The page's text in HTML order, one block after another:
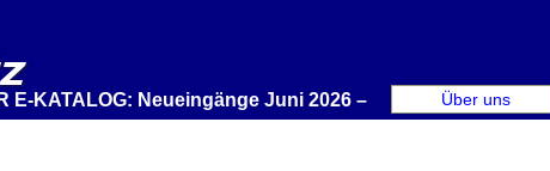
Über uns
E-KATALOG: Neueingänge Juni 2026 – Wir stellen aus: